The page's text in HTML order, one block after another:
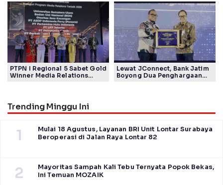
Lontar 82
PTPN I Regional 5 Sabet Gold
Winner Media Relations
Lewat JConnect, Bank Jatim
Boyong Dua Penghargaan
Trending Minggu Ini
1
Mulai 18 Agustus, Layanan BRI Unit Lontar Surabaya
Beroperasi di Jalan Raya Lontar 82
2
Mayoritas Sampah Kali Tebu Ternyata Popok Bekas,
Ini Temuan MOZAIK